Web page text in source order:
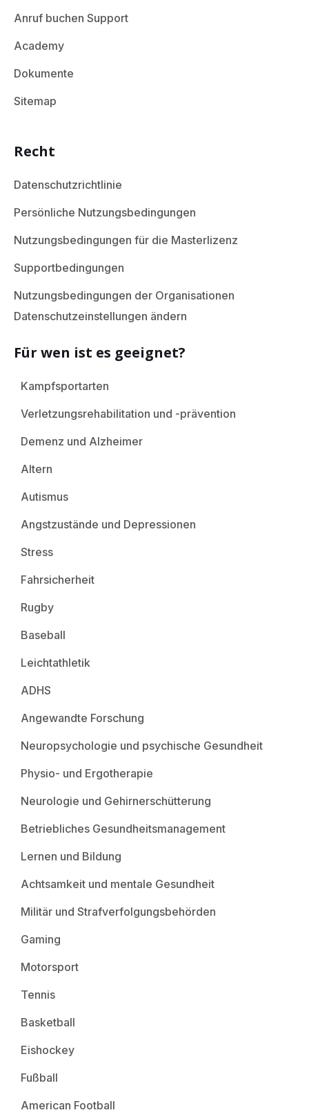
Anruf buchen Support
Academy
Dokumente
Sitemap
Recht
Datenschutzrichtlinie
Persönliche Nutzungsbedingungen
Nutzungsbedingungen für die Masterlizenz
Supportbedingungen
Nutzungsbedingungen der Organisationen
Datenschutzeinstellungen ändern
Für wen ist es geeignet?
Kampfsportarten
Verletzungsrehabilitation und -prävention
Demenz und Alzheimer
Altern
Autismus
Angstzustände und Depressionen
Stress
Fahrsicherheit
Rugby
Baseball
Leichtathletik
ADHS
Angewandte Forschung
Neuropsychologie und psychische Gesundheit
Physio- und Ergotherapie
Neurologie und Gehirnerschütterung
Betriebliches Gesundheitsmanagement
Lernen und Bildung
Achtsamkeit und mentale Gesundheit
Militär und Strafverfolgungsbehörden
Gaming
Motorsport
Tennis
Basketball
Eishockey
Fußball
American Football